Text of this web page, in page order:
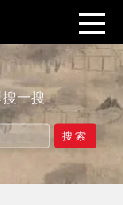
一搜
搜索